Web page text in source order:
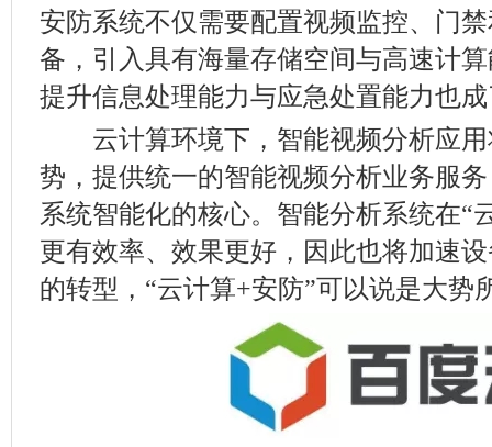
安防系统不仅需要配置视频监控、门
备，引入具有海量存储空间与高速计
提升信息处理能力与应急处置能力也
云计算环境下，智能视频分析应用
势，提供统一的智能视频分析业务服
系统智能化的核心。智能分析系统在“
更有效率、效果更好，因此也将加速
的转型，“云计算+安防”可以说是大势